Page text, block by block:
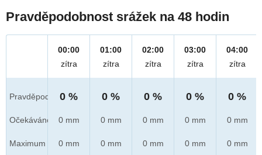
Pravděpodobnost srážek na 48 hodin
Pravděpod.
Očekáváno
Maximum
00:00
zítra
0 %
0 mm
0 mm
01:00
zítra
0 %
0 mm
0 mm
02:00
zítra
0 %
0 mm
0 mm
03:00
zítra
0 %
0 mm
0 mm
04:00
zítra
0 %
0 mm
0 mm